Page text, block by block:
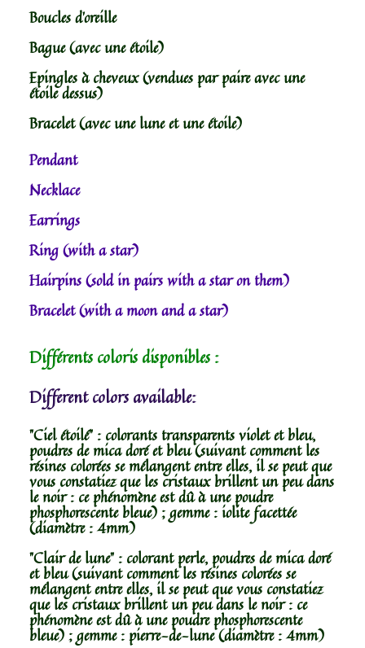
Boucles d’oreille
Bague (avec une étoile)
Epingles à cheveux (vendues par paire avec une
étoile dessus)
Bracelet (avec une lune et une étoile)
Pendant
Necklace
Earrings
Ring (with a star)
Hairpins (sold in pairs with a star on them)
Bracelet (with a moon and a star)
Différents coloris disponibles :
Different colors available:
"Ciel étoilé" : colorants transparents violet et bleu,
poudres de mica doré et bleu (suivant comment les
résines colorées se mélangent entre elles, il se peut que
vous constatiez que les cristaux brillent un peu dans
le noir : ce phénomène est dû à une poudre
phosphorescente bleue) ; gemme : iolite facettée
(diamètre : 4mm)
"Clair de lune" : colorant perle, poudres de mica doré
et bleu (suivant comment les résines colorées se
mélangent entre elles, il se peut que vous constatiez
que les cristaux brillent un peu dans le noir : ce
phénomène est dû à une poudre phosphorescente
bleue) ; gemme : pierre-de-lune (diamètre : 4mm)